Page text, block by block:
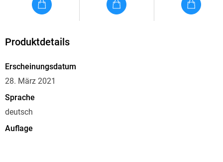
Ethische Grundbegriffe und Armut. - V Anwendungsfelder
und Kontexte. - Anhang. - Autorinnen und Autoren. -
Produktdetails
Erscheinungsdatum
28. März 2021
Sprache
deutsch
Auflage